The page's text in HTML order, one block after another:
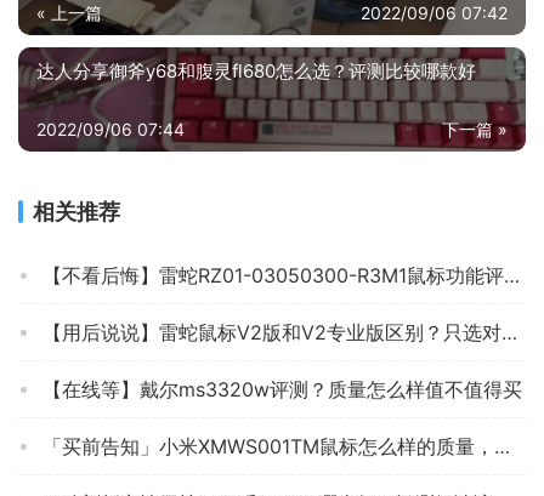
« 上一篇 2022/09/06 07:42
达人分享御斧y68和腹灵fl680怎么选？评测比较哪款好
下一篇 »
2022/09/06 07:44
相关推荐
【不看后悔】雷蛇RZ01-03050300-R3M1鼠标功能评测结果，看看买家怎么样评价的
【用后说说】雷蛇鼠标V2版和V2专业版区别？只选对的不选贵的
【在线等】戴尔ms3320w评测？质量怎么样值不值得买
「买前告知」小米XMWS001TM鼠标怎么样的质量，评测为什么这样？